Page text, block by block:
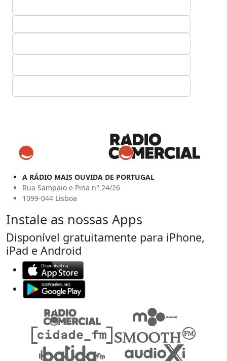
A RÁDIO MAIS OUVIDA DE PORTUGAL
Rua Sampaio e Pina n° 24/26
1099-044 Lisboa
Instale as nossas Apps
Disponível gratuitamente para iPhone,
iPad e Android